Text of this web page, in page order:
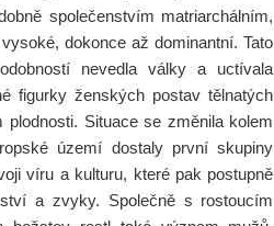
společenstvím matriarchálním,
dokonce až dominantní. Tato
nevedla války a uctívala
figurky ženských postav tělnatých
Situace se změnila kolem
území dostaly první skupiny
víru a kulturu, které pak postupně
a zvyky. Společně s rostoucím